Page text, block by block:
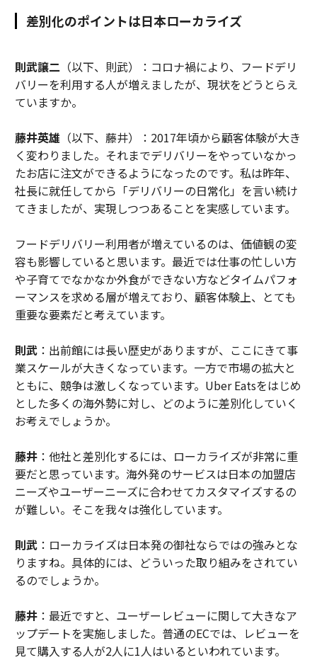
差別化のポイントは日本ローカライズ
則武譲二（以下、則武）：コロナ禍により、フードデリ
バリーを利用する人が増えましたが、現状をどうとらえ
ていますか。
藤井英雄 （以下、藤井）：2017年頃から顧客体験が大き
く変わりました。それまでデリバリーをやっていなかっ
たお店に注文ができるようになったのです。私は昨年、
社長に就任してから「デリバリーの日常化」を言い続け
てきましたが、実現しつつあることを実感しています。
フードデリバリー利用者が増えているのは、価値観の変
容も影響していると思います。最近では仕事の忙しい方
や子育てでなかなか外食ができない方などタイムパフォ
ーマンスを求める層が増えており、顧客体験上、とても
重要な要素だと考えています。
則武：出前館には長い歴史がありますが、ここにきて事
業スケールが大きくなっています。一方で市場の拡大と
ともに、競争は激しくなっています。Uber Eatsをはじめ
とした多くの海外勢に対し、どのように差別化していく
お考えでしょうか。
藤井：他社と差別化するには、ローカライズが非常に重
要だと思っています。海外発のサービスは日本の加盟店
ニーズやユーザーニーズに合わせてカスタマイズするの
が難しい。そこを我々は強化しています。
則武：ローカライズは日本発の御社ならではの強みとな
りますね。具体的には、どういった取り組みをされてい
るのでしょうか。
藤井：最近ですと、ユーザーレビューに関して大きなア
ップデートを実施しました。普通のECでは、レビューを
見て購入する人が2人に1人はいるといわれています。